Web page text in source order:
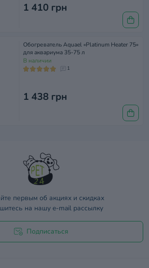
1 410 грн
Обогреватель Aquael «Platinum Heater 75»
для аквариума 35-75 л
В наличии
1
1 438 грн
первым об акциях и скидках
на нашу e-mail рассылку
Подписаться